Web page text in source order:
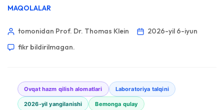
MAQOLALAR
tomonidan Prof. Dr. Thomas Klein
2026-yil 6-iyun
fikr bildirilmagan.
Ovqat hazm qilish alomatlari Laboratoriya talqini
2026-yil yangilanishi Bemonga qulay